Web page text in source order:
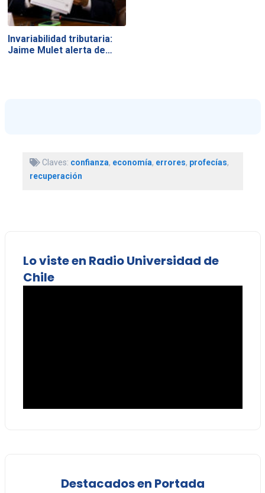
Invariabilidad tributaria:
Jaime Mulet alerta de…
Claves: confianza, economía, errores, profecías,
recuperación
Lo viste en Radio Universidad de
Chile
Destacados en Portada